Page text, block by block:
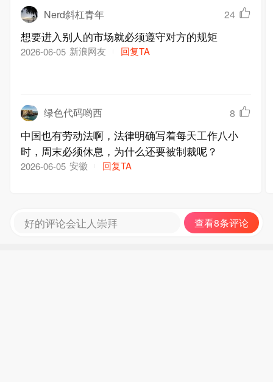
Nerd斜杠青年 24
想要进入别人的市场就必须遵守对方的规矩
2026-06-05 新浪网友 回复TA
绿色代码哟西 8
中国也有劳动法啊，法律明确写着每天工作八小
时，周末必须休息，为什么还要被制裁呢？
2026-06-05 安徽 回复TA
好的评论会让人崇拜 查看8条评论